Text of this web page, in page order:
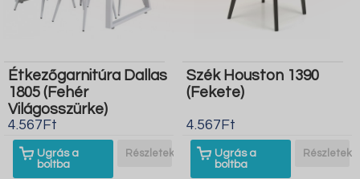
Étkezőgarnitúra Dallas
1805 (Fehér
Világosszürke)
4.567Ft
Ugrás a
boltba
Részletek
Szék Houston 1390
(Fekete)
4.567Ft
Ugrás a
boltba
Részletek